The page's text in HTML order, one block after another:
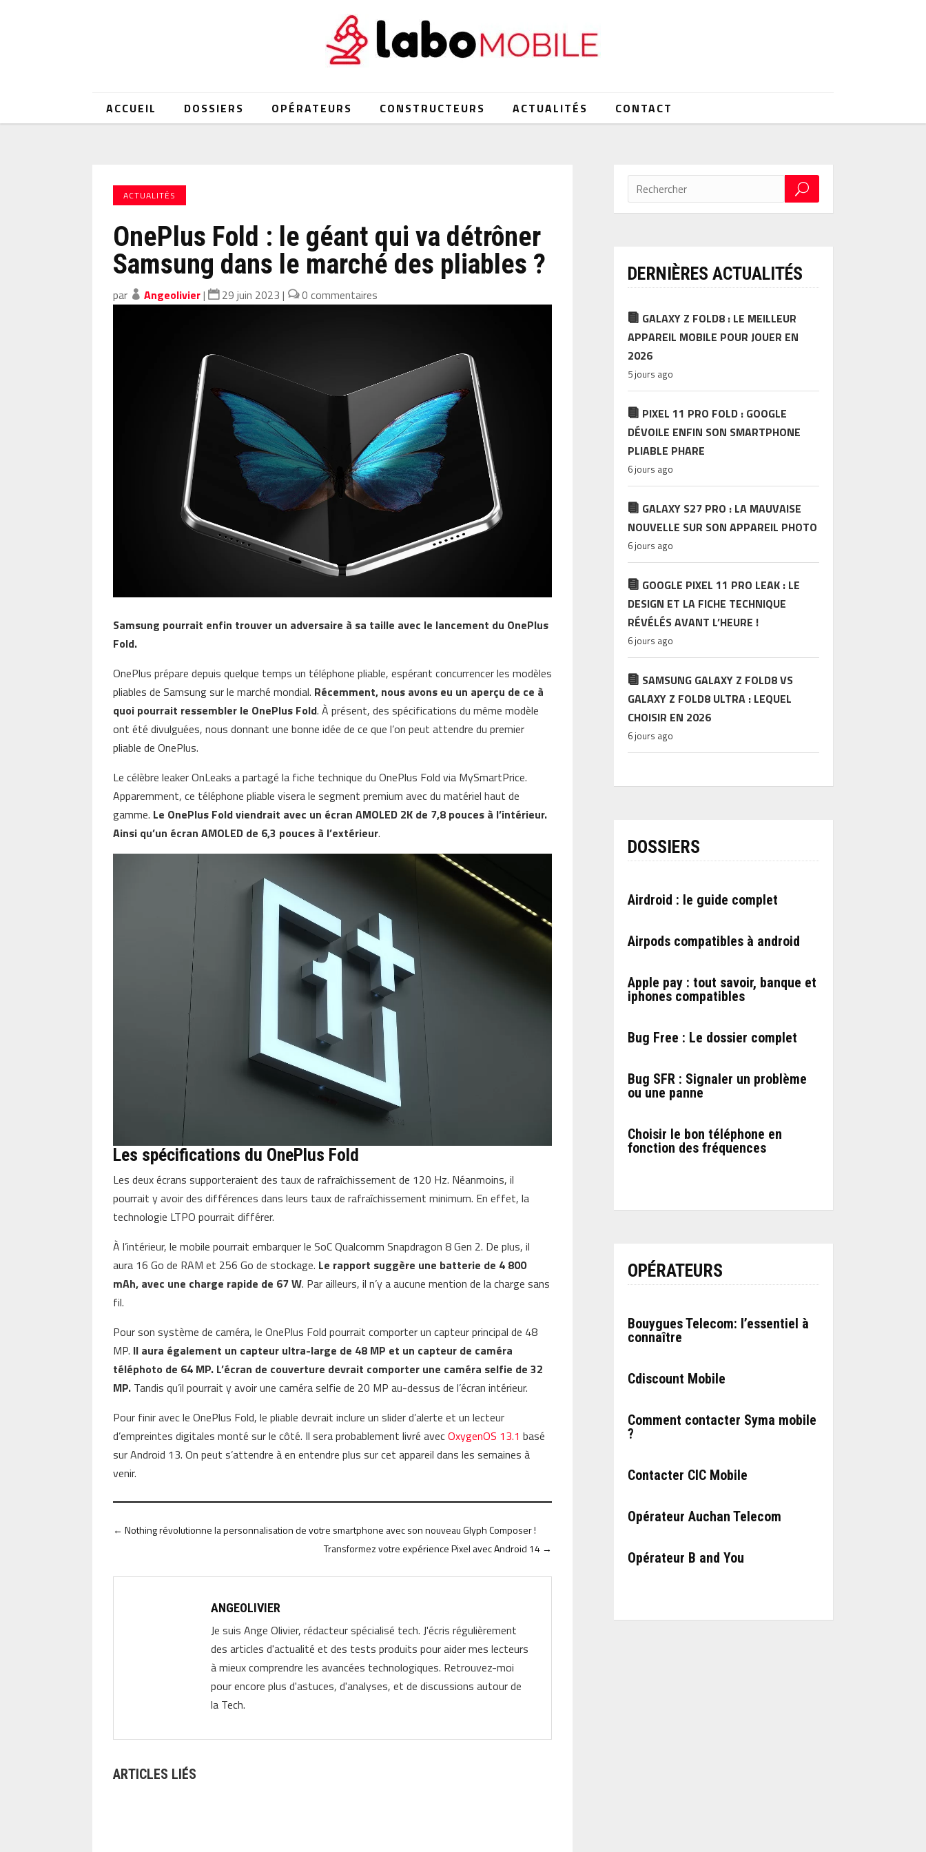
ACCUEIL DOSSIERS OPÉRATEURS CONSTRUCTEURS ACTUALITÉS CONTACT
ACTUALITÉS
OnePlus Fold : le géant qui va détrôner
Samsung dans le marché des pliables ?
par Angeolivier| 29 juin 2023 | 0 commentaires
Samsung pourrait enfin trouver un adversaire à sa taille avec le lancement du OnePlus
Fold.
OnePlus prépare depuis quelque temps un téléphone pliable, espérant concurrencer les modèles
pliables de Samsung sur le marché mondial. Récemment, nous avons eu un aperçu de ce à
quoi pourrait ressembler le OnePlus Fold. À présent, des spécifications du même modèle
ont été divulguées, nous donnant une bonne idée de ce que l’on peut attendre du premier
pliable de OnePlus.
Le célèbre leaker OnLeaks a partagé la fiche technique du OnePlus Fold via MySmartPrice.
Apparemment, ce téléphone pliable visera le segment premium avec du matériel haut de
gamme. Le OnePlus Fold viendrait avec un écran AMOLED 2K de 7,8 pouces à l’intérieur.
Ainsi qu’un écran AMOLED de 6,3 pouces à l’extérieur.
Les spécifications du OnePlus Fold
Les deux écrans supporteraient des taux de rafraîchissement de 120 Hz. Néanmoins, il
pourrait y avoir des différences dans leurs taux de rafraîchissement minimum. En effet, la
technologie LTPO pourrait différer.
À l’intérieur, le mobile pourrait embarquer le SoC Qualcomm Snapdragon 8 Gen 2. De plus, il
aura 16 Go de RAM et 256 Go de stockage. Le rapport suggère une batterie de 4 800
mAh, avec une charge rapide de 67 W. Par ailleurs, il n’y a aucune mention de la charge sans
fil.
Pour son système de caméra, le OnePlus Fold pourrait comporter un capteur principal de 48
MP. Il aura également un capteur ultra-large de 48 MP et un capteur de caméra
téléphoto de 64 MP. L’écran de couverture devrait comporter une caméra selfie de 32
MP. Tandis qu’il pourrait y avoir une caméra selfie de 20 MP au-dessus de l’écran intérieur.
Pour finir avec le OnePlus Fold, le pliable devrait inclure un slider d’alerte et un lecteur
d’empreintes digitales monté sur le côté. Il sera probablement livré avecOxygenOS 13.1 basé
sur Android 13. On peut s’attendre à en entendre plus sur cet appareil dans les semaines à
venir.
←Nothing révolutionne la personnalisation de votre smartphone avec son nouveau Glyph Composer !
Transformez votre expérience Pixel avec Android 14 →
ANGEOLIVIER
Je suis Ange Olivier, rédacteur spécialisé tech. J'écris régulièrement
des articles d'actualité et des tests produits pour aider mes lecteurs
à mieux comprendre les avancées technologiques. Retrouvez-moi
pour encore plus d'astuces, d'analyses, et de discussions autour de
la Tech.
ARTICLES LIÉS
DERNIÈRES ACTUALITÉS
GALAXY Z FOLD8 : LE MEILLEUR
APPAREIL MOBILE POUR JOUER EN
2026
5 jours ago
PIXEL 11 PRO FOLD : GOOGLE
DÉVOILE ENFIN SON SMARTPHONE
PLIABLE PHARE
6 jours ago
GALAXY S27 PRO : LA MAUVAISE
NOUVELLE SUR SON APPAREIL PHOTO
6 jours ago
GOOGLE PIXEL 11 PRO LEAK : LE
DESIGN ET LA FICHE TECHNIQUE
RÉVÉLÉS AVANT L’HEURE !
6 jours ago
SAMSUNG GALAXY Z FOLD8 VS
GALAXY Z FOLD8 ULTRA : LEQUEL
CHOISIR EN 2026
6 jours ago
DOSSIERS
Airdroid : le guide complet
Airpods compatibles à android
Apple pay : tout savoir, banque et
iphones compatibles
Bug Free : Le dossier complet
Bug SFR : Signaler un problème
ou une panne
Choisir le bon téléphone en
fonction des fréquences
OPÉRATEURS
Bouygues Telecom: l’essentiel à
connaître
Cdiscount Mobile
Comment contacter Syma mobile
?
Contacter CIC Mobile
Opérateur Auchan Telecom
Opérateur B and You